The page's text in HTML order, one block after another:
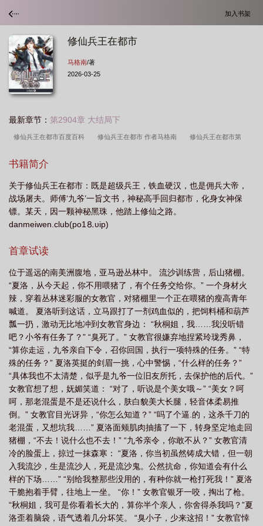
加入书架
修仙兵王在都市
马格南/著
2026-03-25
最新章节： 第2904章 大结局下
修仙兵王在都市百度百科 修仙兵王在都市 作者马格南 修仙兵王在都市第
局 修真兵王重生在都市
度 修仙兵王在都市林雨 修仙兵王在都市秦故 都市修真兵王 都市兵王修
仙类 修仙兵王在都市(夏洛林婉如) 修仙兵王在都市 笔趣阁 都市修仙兵
王 修仙兵王在都市笔趣阁 修仙兵王在都市百科
洛 修仙兵王在都市无广告
南 兵王修仙的 修仙兵王在都市夏洛面具女 都市之修仙兵王 修仙兵王在
都市TXT
书籍简介
关于修仙兵王在都市：既是超级兵王，铁血硬汉，也是佣兵大帝，
战场屠夫。师傅‘九爷’一旨文书，神秘高手回归都市，化身女神保
镖。某天，因一颗神秘黑珠，他踏上修仙之路。
danmeiwen.club(po1⒏υip)
首章试读
位于遥远的南美洲腹地，亚马逊丛林中。 流沙训练营，后山猪棚。
“夏洛，从今天起，你不用喂猪了，有个任务交给你。” 一个身材火
辣，穿着丛林迷彩服的女教官，对猪棚里一个正在喂猪的瘦高青年
喊道。 夏洛听到这话，立马跟打了一剂鸡血似的，把饲料桶和葫芦
瓢一扔，激动无比地冲到女教官身边： “秋桐姐，我……我没听错
吧？小爷有任务了？” “臭死了。” 女教官很嫌弃地捏紧玲珑秀鼻，
“算你走运，九爷亲自下令，召你回国，执行一项特殊的任务。” “特
殊的任务？” 夏洛英挺的剑眉一挑，心中警惕，“什么样的任务？”
“具体我也不太清楚，似乎是九爷一位旧友所托，去保护他的后代。”
女教官想了想，妩媚笑道： “对了，听说是个美女哦～” “美女？呵
呵，那老混蛋是不是还说什么，肤白貌美大长腿，轻音体柔易推
倒。” 女教官目光讶异，“你怎么知道？” “吗了个逼.的，这杀千刀的
老混蛋，又想坑我……” 夏洛面颊肌肉抽搐了一下，转身坚定地走回
猪棚，“不去！说什么也不去！” “九爷亲令，你敢不从？” 女教官清
冷的脸蛋上，掠过一抹森寒： “夏洛，你当初虽然铸成大错，但一朝
入我流沙，生是流沙人，死是流沙鬼。公然抗命，你知道会有什么
样的下场……” “别给我整那些没用的，有种你就一枪打死我！” 夏洛
干脆抱着手臂，往地上一坐。 “你！” 女教官银牙一咬，掏出了枪。
“秋桐姐，我可是你看着长大的，算你半个亲人，你舍得杀我吗？”夏
洛歪着脑袋，语气透着几分坏笑。 “臭小子，少来这招！” 女教官悻